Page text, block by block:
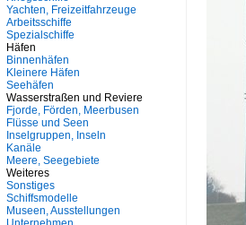
Yachten, Freizeitfahrzeuge
Arbeitsschiffe
Spezialschiffe
Häfen
Binnenhäfen
Kleinere Häfen
Seehäfen
Wasserstraßen und Reviere
Fjorde, Förden, Meerbusen
Flüsse und Seen
Inselgruppen, Inseln
Kanäle
Meere, Seegebiete
Weiteres
Sonstiges
Schiffsmodelle
Museen, Ausstellungen